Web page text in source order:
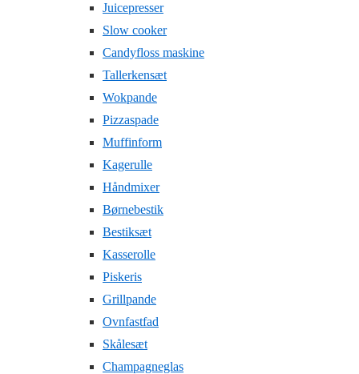
Juicepresser
Slow cooker
Candyfloss maskine
Tallerkensæt
Wokpande
Pizzaspade
Muffinform
Kagerulle
Håndmixer
Børnebestik
Bestiksæt
Kasserolle
Piskeris
Grillpande
Ovnfastfad
Skålesæt
Champagneglas